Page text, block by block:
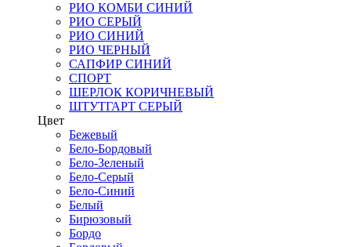
РИО КОМБИ СИНИЙ
РИО СЕРЫЙ
РИО СИНИЙ
РИО ЧЕРНЫЙ
САПФИР СИНИЙ
СПОРТ
ШЕРЛОК КОРИЧНЕВЫЙ
ШТУТГАРТ СЕРЫЙ
Цвет
Бежевый
Бело-Бордовый
Бело-Зеленый
Бело-Серый
Бело-Синий
Белый
Бирюзовый
Бордо